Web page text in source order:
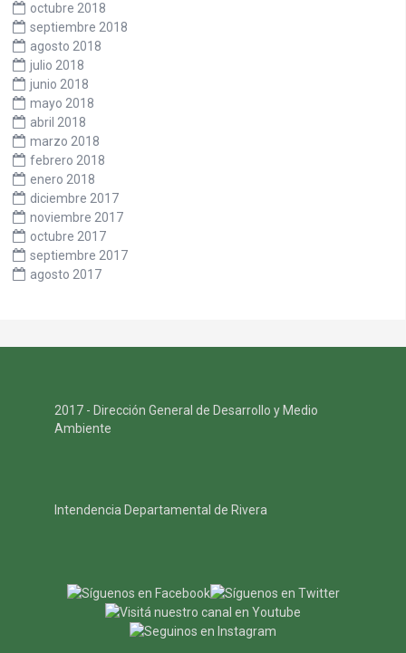
octubre 2018
septiembre 2018
agosto 2018
julio 2018
junio 2018
mayo 2018
abril 2018
marzo 2018
febrero 2018
enero 2018
diciembre 2017
noviembre 2017
octubre 2017
septiembre 2017
agosto 2017
2017 - Dirección General de Desarrollo y Medio
Ambiente
Intendencia Departamental de Rivera